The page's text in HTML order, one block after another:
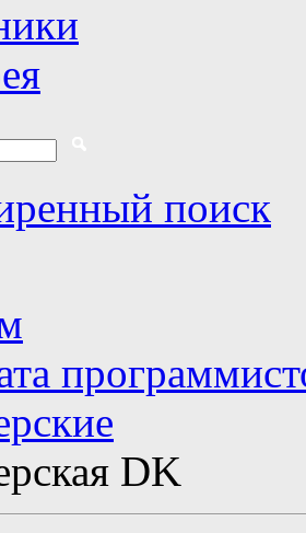
поиск
DK